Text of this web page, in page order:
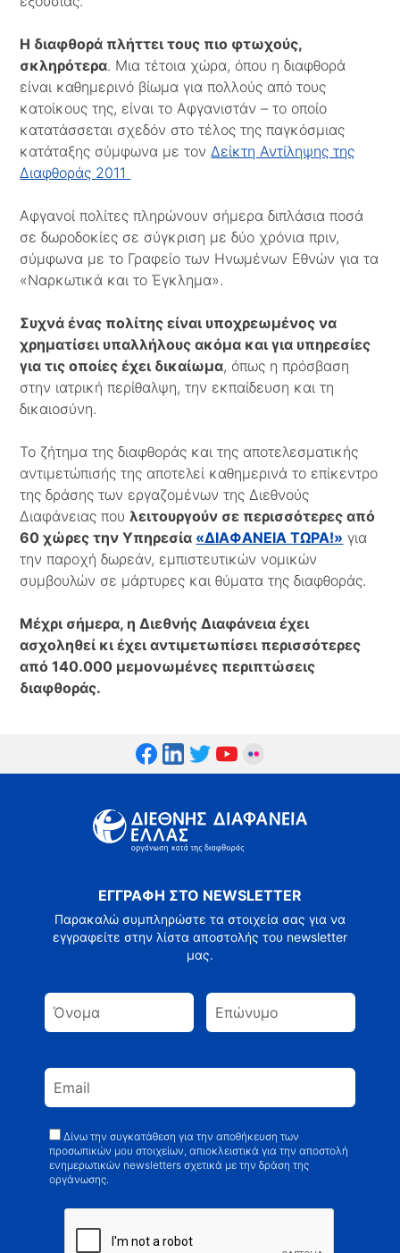
Η διαφθορά πλήττει τους πιο φτωχούς,
σκληρότερα. Μια τέτοια χώρα, όπου η διαφθορά
είναι καθημερινό βίωμα για πολλούς από τους
κατοίκους της, είναι το Αφγανιστάν – το οποίο
κατατάσσεται σχεδόν στο τέλος της παγκόσμιας
κατάταξης σύμφωνα με τονΔείκτη Αντίληψης της
Διαφθοράς 2011
Αφγανοί πολίτες πληρώνουν σήμερα διπλάσια ποσά
σε δωροδοκίες σε σύγκριση με δύο χρόνια πριν,
σύμφωνα με το Γραφείο των Ηνωμένων Εθνών για τα
«Ναρκωτικά και το Έγκλημα».
Συχνά ένας πολίτης είναι υποχρεωμένος να
χρηματίσει υπαλλήλους ακόμα και για υπηρεσίες
για τις οποίες έχει δικαίωμα, όπως η πρόσβαση
στην ιατρική περίθαλψη, την εκπαίδευση και τη
δικαιοσύνη.
Το ζήτημα της διαφθοράς και της αποτελεσματικής
αντιμετώπισής της αποτελεί καθημερινά το επίκεντρο
της δράσης των εργαζομένων της Διεθνούς
Διαφάνειας πουλειτουργούν σε περισσότερες από
60 χώρες την Υπηρεσία «ΔΙΑΦΑΝΕΙΑ ΤΩΡΑ!» για
την παροχή δωρεάν, εμπιστευτικών νομικών
συμβουλών σε μάρτυρες και θύματα της διαφθοράς.
Μέχρι σήμερα, η Διεθνής Διαφάνεια έχει
ασχοληθεί κι έχει αντιμετωπίσει περισσότερες
από 140.000 μεμονωμένες περιπτώσεις
διαφθοράς.
ΕΓΓΡΑΦΗ ΣΤΟ NEWSLETTER
Παρακαλώ συμπληρώστε τα στοιχεία σας για να
εγγραφείτε στην λίστα αποστολής του newsletter
μας.
Δίνω την συγκατάθεση για την αποθήκευση των
προσωπικών μου στοιχείων, απιοκλειστικά για την αποστολή
ενημερωτικών newsletters σχετικά με την δράση της
οργάνωσης.